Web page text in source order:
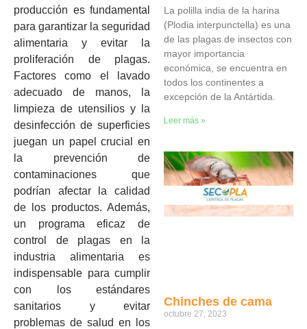
producción es fundamental
para garantizar la seguridad
alimentaria y evitar la
proliferación de plagas.
Factores como el lavado
adecuado de manos, la
limpieza de utensilios y la
desinfección de superficies
juegan un papel crucial en
la prevención de
contaminaciones que
podrían afectar la calidad
de los productos. Además,
un programa eficaz de
control de plagas en la
industria alimentaria es
indispensable para cumplir
con los estándares
sanitarios y evitar
problemas de salud en los
La polilla india de la harina
(Plodia interpunctella) es una
de las plagas de insectos con
mayor importancia
económica, se encuentra en
todos los continentes a
excepción de la Antártida.
Leer más »
Chinches de cama
octubre 27, 2023